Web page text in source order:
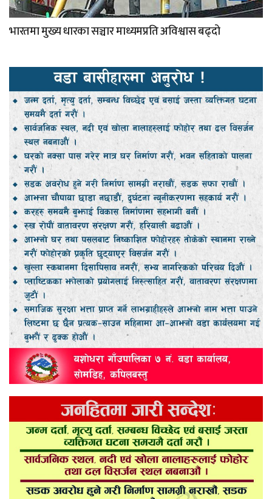
भारतमा मुख्य धारका सञ्चार माध्यमप्रति अविश्वास बढ्दो